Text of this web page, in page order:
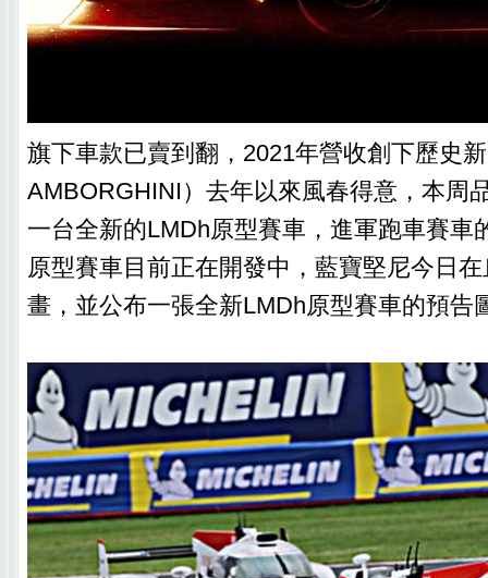
旗下車款已賣到翻，2021年營收創下歷史
AMBORGHINI）去年以來風春得意，本周
一台全新的LMDh原型賽車，進軍跑車賽車
原型賽車目前正在開發中，藍寶堅尼今日
畫，並公布一張全新LMDh原型賽車的預告